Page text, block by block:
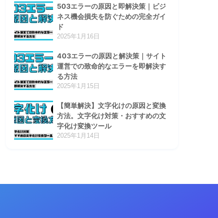
503エラーの原因と即解決策｜ビジ
ネス機会損失を防ぐための完全ガイ
ド
2025年1月16日
403エラーの原因と解決策｜サイト
運営での致命的なエラーを即解決す
る方法
2025年1月15日
【簡単解決】文字化けの原因と変換
方法。文字化け対策・おすすめの文
字化け変換ツール
2025年1月14日